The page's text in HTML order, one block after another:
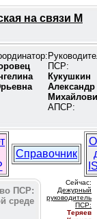
на связи М
ПСР:
Кукушкин
Александр
АПСР:
Справочник
ПСР:
среде
Сейчас:
Дежурный
руководитель
ПСР:
Теряев